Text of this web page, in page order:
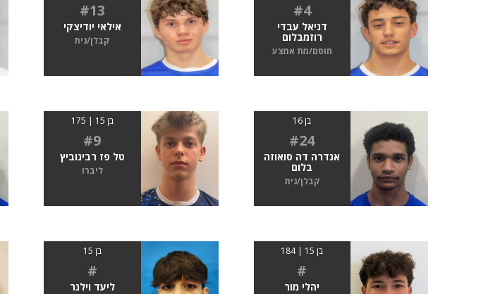
#4
דניאל עבדי
רוזמבלום
חוסם/מת אמצע
#13
אילאי יודיצקי
קבלן/נית
בן 16
#24
אנדרה דה סואוזה
בלום
קבלן/נית
בן 15 | 175
#9
טל פז רבינוביץ
ליברו
בן 15 | 184
#
יהלי מור
בן 15
#
ליעד וילנר